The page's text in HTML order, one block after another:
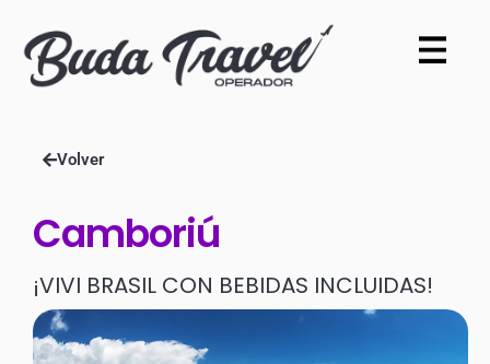
Volver
Camboriú
¡VIVI BRASIL CON BEBIDAS INCLUIDAS!